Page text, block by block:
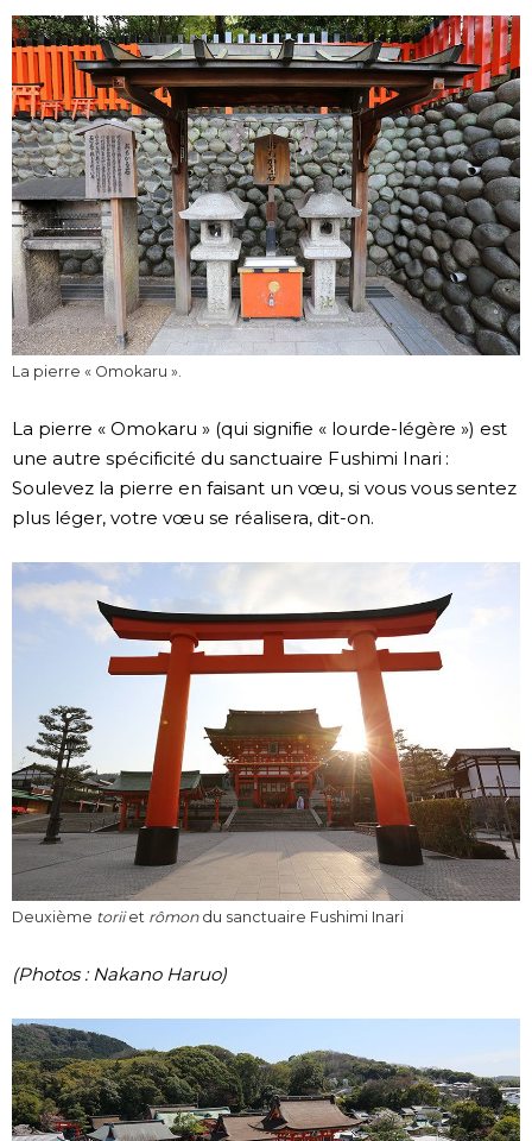
La pierre « Omokaru ».
La pierre « Omokaru » (qui signifie « lourde-légère ») est
une autre spécificité du sanctuaire Fushimi Inari :
Soulevez la pierre en faisant un vœu, si vous vous sentez
plus léger, votre vœu se réalisera, dit-on.
Deuxième toriiet rômondu sanctuaire Fushimi Inari
(Photos : Nakano Haruo)